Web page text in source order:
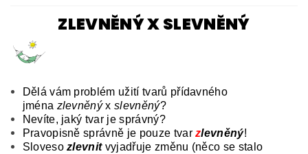
ZLEVNĚNÝ X SLEVNĚNÝ
Dělá vám problém užití tvarů přídavného
jména zlevněnýxslevněný?
Nevíte, jaký tvar je správný?
Pravopisně správně je pouze tvarzlevněný!
Slovesozlevnitvyjadřuje změnu (něco se stalo